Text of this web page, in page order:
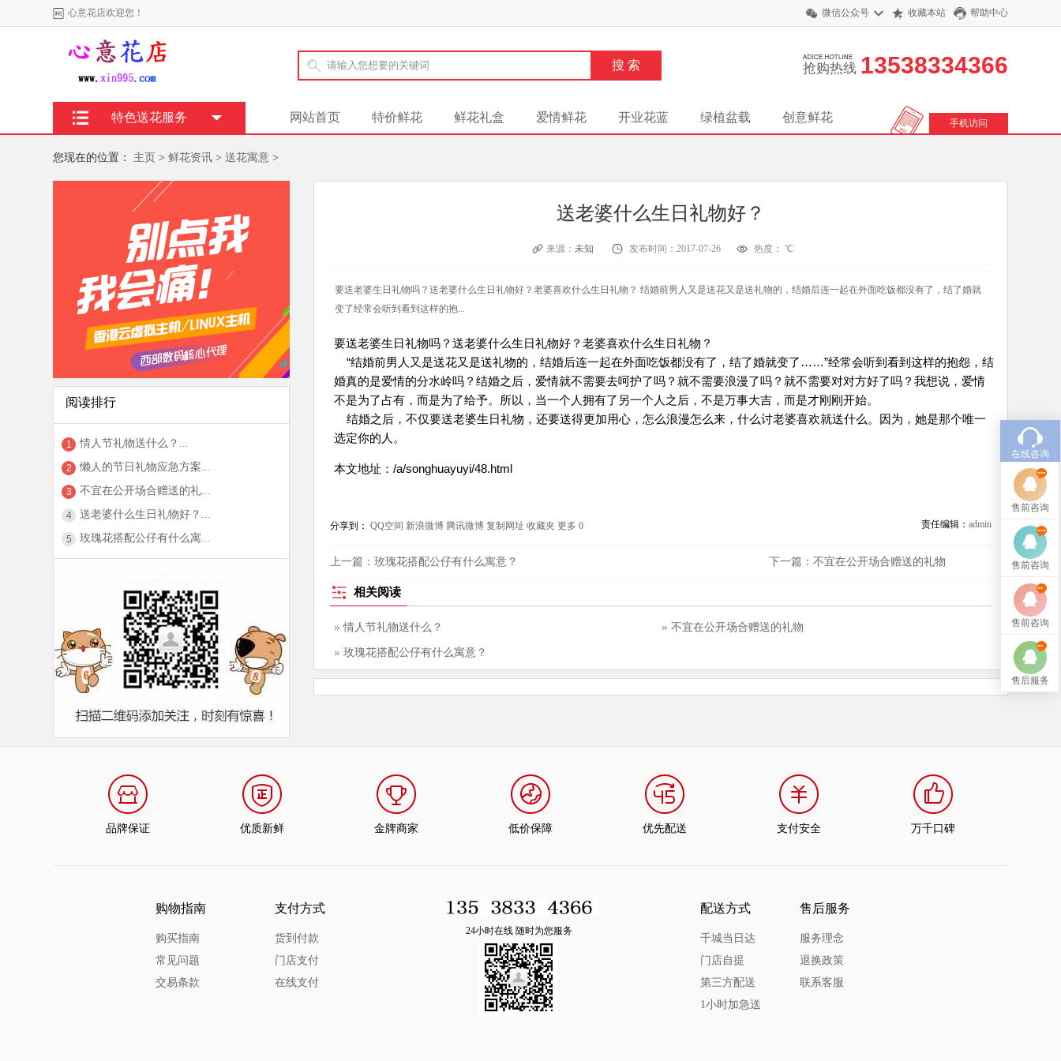
心意花店欢迎您！ 微信公众号 收藏本站 帮助中心
抢购热线 13538334366
网站首页 特价鲜花 鲜花礼盒 爱情鲜花 开业花蓝 绿植盆载 创意鲜花 手机访问
特色送花服务
您现在的位置： 主页 > 鲜花资讯 > 送花寓意 >
阅读排行
1 情人节礼物送什么？...
2 懒人的节日礼物应急方案...
3 不宜在公开场合赠送的礼...
4 送老婆什么生日礼物好？...
5 玫瑰花搭配公仔有什么寓...
送老婆什么生日礼物好？
来源： 未知 发布时间：2017-07-26 热度： ℃
要送老婆生日礼物吗？送老婆什么生日礼物好？老婆喜欢什么生日礼物？ 结婚前男人又是送花又是送礼物的，结婚后连一起在外面吃饭都没有了，结了婚就
变了经常会听到看到这样的抱...
要送老婆生日礼物吗？送老婆什么生日礼物好？老婆喜欢什么生日礼物？
“结婚前男人又是送花又是送礼物的，结婚后连一起在外面吃饭都没有了，结了婚就变了……”经常会听到看到这样的抱怨，结
婚真的是爱情的分水岭吗？结婚之后，爱情就不需要去呵护了吗？就不需要浪漫了吗？就不需要对对方好了吗？我想说，爱情
不是为了占有，而是为了给予。所以，当一个人拥有了另一个人之后，不是万事大吉，而是才刚刚开始。
结婚之后，不仅要送老婆生日礼物，还要送得更加用心，怎么浪漫怎么来，什么讨老婆喜欢就送什么。因为，她是那个唯一
选定你的人。
本文地址：/a/songhuayuyi/48.html
分享到： QQ空间 新浪微博 腾讯微博 复制网址 收藏夹 更多 0 责任编辑： admin
上一篇： 玫瑰花搭配公仔有什么寓意？ 下一篇： 不宜在公开场合赠送的礼物
相关阅读
情人节礼物送什么？ 不宜在公开场合赠送的礼物
玫瑰花搭配公仔有什么寓意？
品牌保证 优质新鲜 金牌商家 低价保障 优先配送 支付安全 万千口碑
购物指南
购买指南
常见问题
交易条款
支付方式
货到付款
门店支付
在线支付
24小时在线 随时为您服务
配送方式
千城当日达
门店自提
第三方配送
1小时加急送
售后服务
服务理念
退换政策
联系客服
在线咨询
售前咨询
售前咨询
售前咨询
售后服务